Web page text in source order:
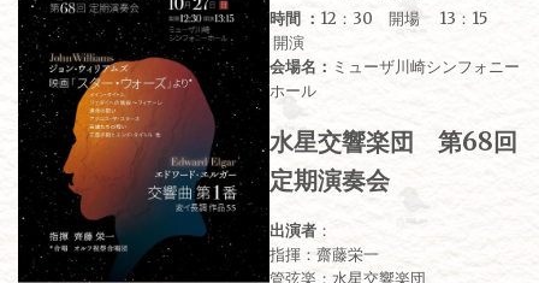
時間 ： 12：30 開場 13：15
開演
会場名： ミューザ川崎シンフォニー
ホール
水星交響楽団 第68回
定期演奏会
出演者 ：
指揮：齋藤栄一